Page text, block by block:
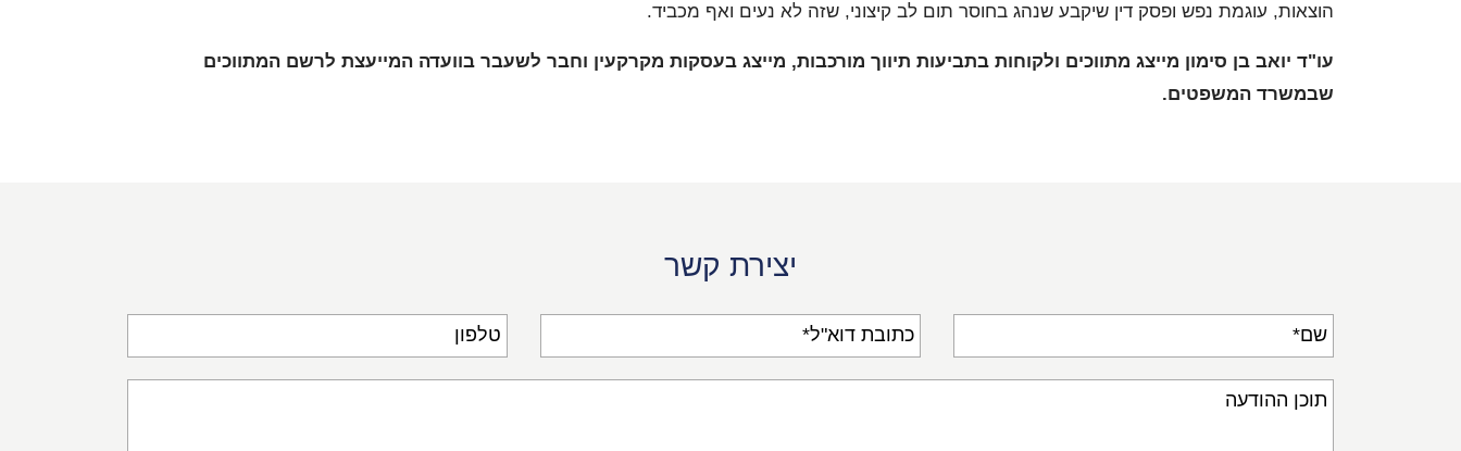
הוצאות, עוגמת נפש ופסק דין שיקבע שנהג בחוסר תום לב קיצוני, שזה לא נעים ואף מכביד.
עו"ד יואב בן סימון מייצג מתווכים ולקוחות בתביעות תיווך מורכבות, מייצג בעסקות מקרקעין וחבר לשעבר בוועדה המייעצת לרשם המתווכים
שבמשרד המשפטים.
יצירת קשר